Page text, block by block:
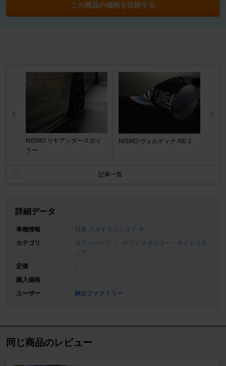
この商品の価格を比較する
NISMO リヤアンダースポイ
ラー
NISMO ヴェルディナ NE-1
記事一覧
詳細データ
車種情報
日産 スカイラインＧＴ‐Ｒ
カテゴリ
ボディパーツ
サイドスポイラー・サイドステ
ップ
定価
-
購入価格
-
ユーザー
舞出ファクトリー
同じ商品のレビュー